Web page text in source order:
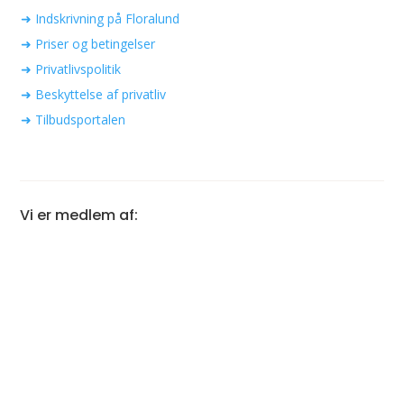
➜ Indskrivning på Floralund
➜ Priser og betingelser
➜ Privatlivspolitik
➜ Beskyttelse af privatliv
➜ Tilbudsportalen
Vi er medlem af: